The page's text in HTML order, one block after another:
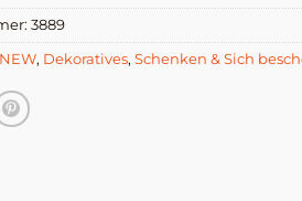
3889
NEW, Dekoratives, Schenken & Sich